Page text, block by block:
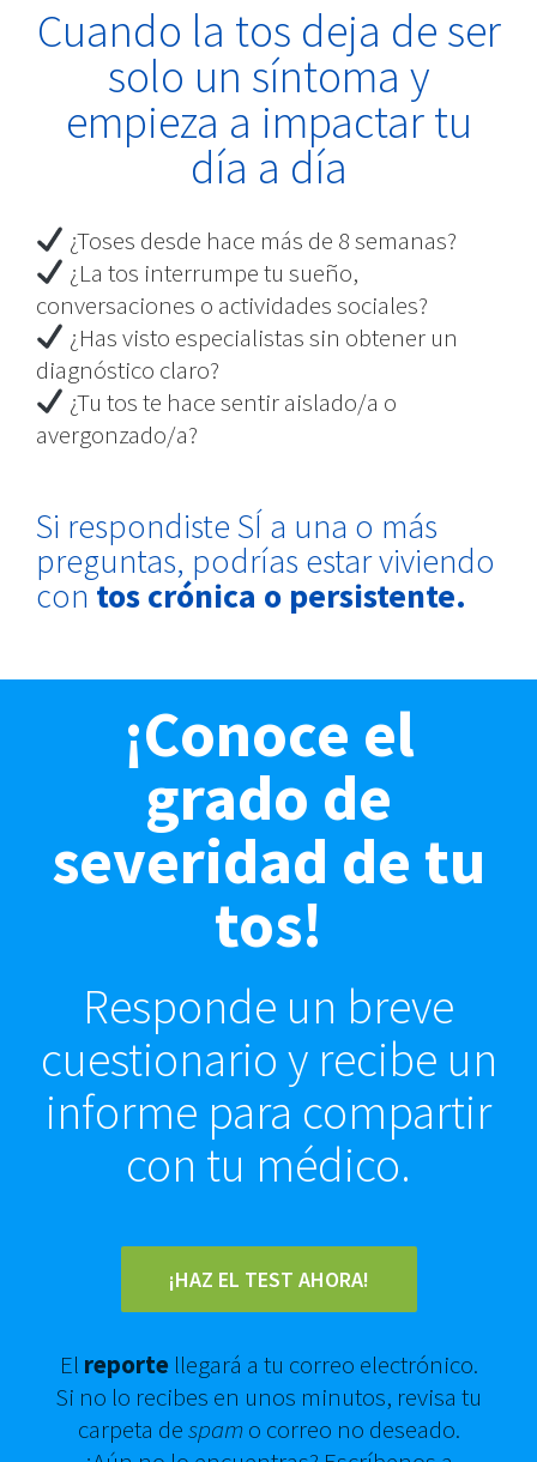
Cuando la tos deja de ser
solo un síntoma y
empieza a impactar tu
día a día
¿Toses desde hace más de 8 semanas?
¿La tos interrumpe tu sueño,
conversaciones o actividades sociales?
¿Has visto especialistas sin obtener un
diagnóstico claro?
¿Tu tos te hace sentir aislado/a o
avergonzado/a?
Si respondiste SÍ a una o más
preguntas, podrías estar viviendo
con tos crónica o persistente.
¡Conoce el
grado de
severidad de tu
tos!
Responde un breve
cuestionario y recibe un
informe para compartir
con tu médico.
¡HAZ EL TEST AHORA!
El reportellegará a tu correo electrónico.
Si no lo recibes en unos minutos, revisa tu
carpeta despamo correo no deseado.